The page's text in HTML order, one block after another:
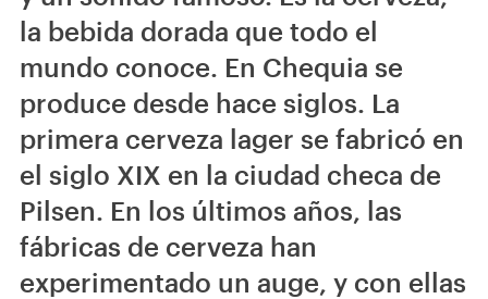
la bebida dorada que todo el
mundo conoce. En Chequia se
produce desde hace siglos. La
primera cerveza lager se fabricó en
el siglo XIX en la ciudad checa de
Pilsen. En los últimos años, las
fábricas de cerveza han
experimentado un auge, y con ellas